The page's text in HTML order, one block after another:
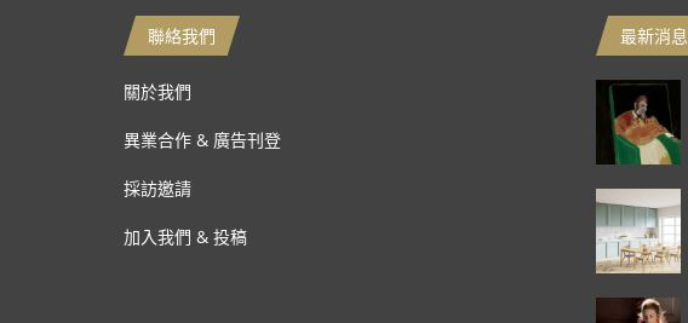
聯絡我們
關於我們
異業合作 & 廣告刊登
採訪邀請
加入我們 & 投稿
最新消息